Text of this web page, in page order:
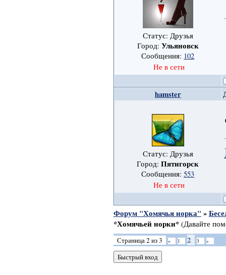
Статус: Друзья
Город: Ульяновск
Сообщения: 102
Не в сети
hamster
Статус: Друзья
Город:Пятигорск
Сообщения:553
Не в сети
Форум "Хомячья норка" »
*Хомячьей норки* (Давайте
Страница2из3 « 1 2 3 »